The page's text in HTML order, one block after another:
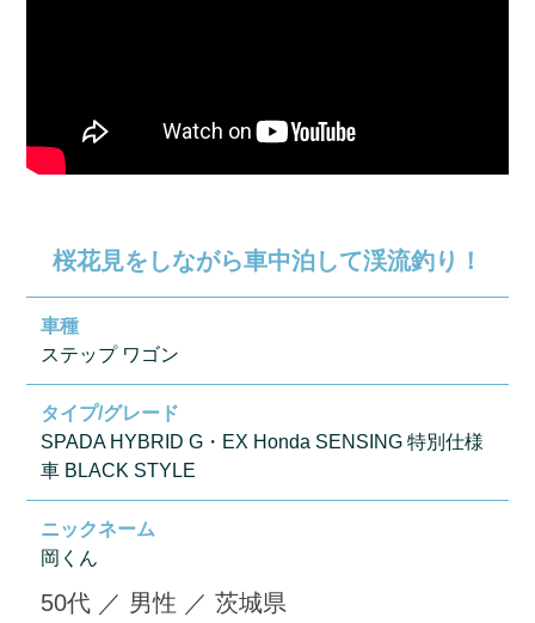
桜花見をしながら車中泊して渓流釣り！
車種
ステップ ワゴン
タイプ/グレード
SPADA HYBRID G・EX Honda SENSING 特別仕様
車 BLACK STYLE
ニックネーム
岡くん
50代 ／ 男性 ／茨城県